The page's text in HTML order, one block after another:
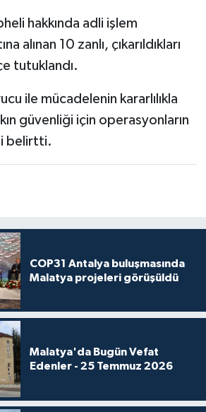
hakkında adli işlem
alınan 10 zanlı, çıkarıldıkları
tutuklandı.
ile mücadelenin kararlılıkla
güvenliği için operasyonların
belirtti.
COP31 Antalya buluşmasında
Malatya projeleri görüşüldü
Malatya'da Bugün Vefat
Edenler - 25 Temmuz 2026